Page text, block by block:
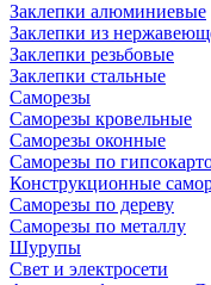
Заклепки алюминиевые
Заклепки из
Заклепки резьбовые
Заклепки стальные
Саморезы
Саморезы кровельные
Саморезы оконные
Саморезы по
Конструкционные
Саморезы по дереву
Саморезы по металлу
Шурупы
Свет и электросети